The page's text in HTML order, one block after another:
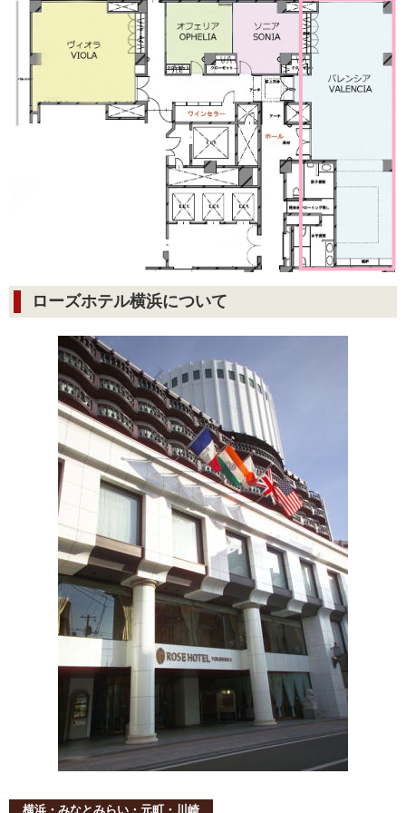
ローズホテル横浜について
横浜・みなとみらい・元町・川崎